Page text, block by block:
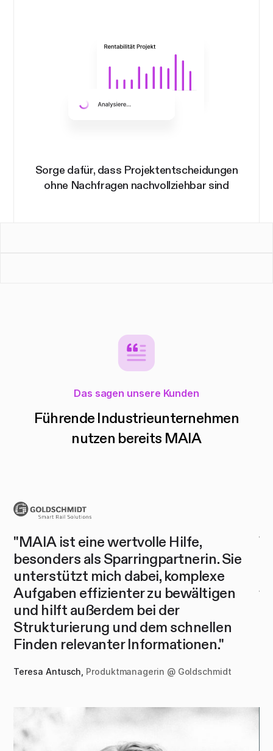
Sorge dafür, dass Projektentscheidungen
ohne Nachfragen nachvollziehbar sind
Das sagen unsere Kunden
Führende Industrieunternehmen
nutzen bereits MAIA
"MAIA ist eine wertvolle Hilfe,
besonders als Sparringpartnerin. Sie
unterstützt mich dabei, komplexe
Aufgaben effizienter zu bewältigen
und hilft außerdem bei der
Strukturierung und dem schnellen
Finden relevanter Informationen."
Teresa Antusch, Produktmanagerin @ Goldschmidt